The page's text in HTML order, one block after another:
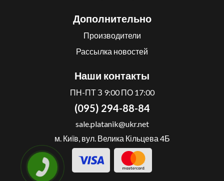
Дополнительно
Производители
Рассылка новостей
Наши контакты
ПН-ПТ З 9:00 ПО 17:00
(095) 294-88-84
sale.platanik@ukr.net
м. Київ, вул. Велика Кільцева 4Б